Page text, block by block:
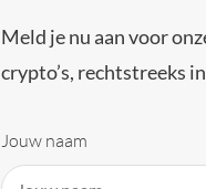
Meld je nu aan voor
crypto’s, rechtstreeks
Jouw naam